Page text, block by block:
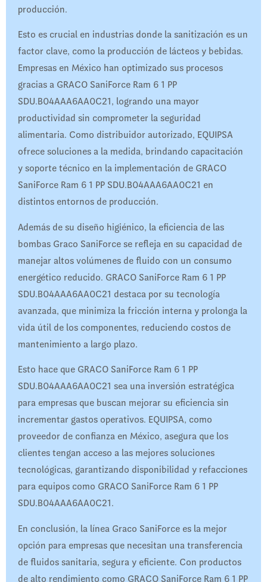
producción.
Esto es crucial en industrias donde la sanitización es un
factor clave, como la producción de lácteos y bebidas.
Empresas en México han optimizado sus procesos
gracias a GRACO SaniForce Ram 6 1 PP
SDU.B04AAA6AA0C21, logrando una mayor
productividad sin comprometer la seguridad
alimentaria. Como distribuidor autorizado, EQUIPSA
ofrece soluciones a la medida, brindando capacitación
y soporte técnico en la implementación de GRACO
SaniForce Ram 6 1 PP SDU.B04AAA6AA0C21 en
distintos entornos de producción.
Además de su diseño higiénico, la eficiencia de las
bombas Graco SaniForce se refleja en su capacidad de
manejar altos volúmenes de fluido con un consumo
energético reducido. GRACO SaniForce Ram 6 1 PP
SDU.B04AAA6AA0C21 destaca por su tecnología
avanzada, que minimiza la fricción interna y prolonga la
vida útil de los componentes, reduciendo costos de
mantenimiento a largo plazo.
Esto hace que GRACO SaniForce Ram 6 1 PP
SDU.B04AAA6AA0C21 sea una inversión estratégica
para empresas que buscan mejorar su eficiencia sin
incrementar gastos operativos. EQUIPSA, como
proveedor de confianza en México, asegura que los
clientes tengan acceso a las mejores soluciones
tecnológicas, garantizando disponibilidad y refacciones
para equipos como GRACO SaniForce Ram 6 1 PP
SDU.B04AAA6AA0C21.
En conclusión, la línea Graco SaniForce es la mejor
opción para empresas que necesitan una transferencia
de fluidos sanitaria, segura y eficiente. Con productos
de alto rendimiento como GRACO SaniForce Ram 6 1 PP